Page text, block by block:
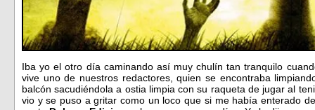
Iba yo el otro día caminando así muy chulín tan tranquilo
vive uno de nuestros redactores, quien se encontraba
balcón sacudiéndola a ostia limpia con su raqueta de jugar al
vio y se puso a gritar como un loco que si me había enterado